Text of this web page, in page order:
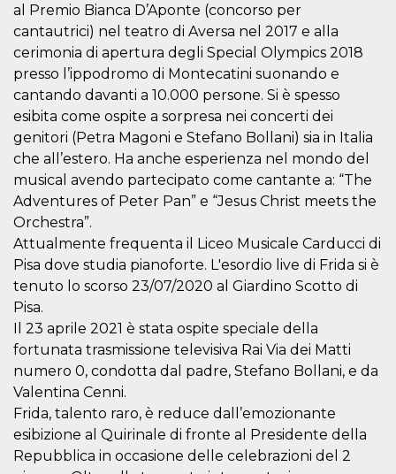
al Premio Bianca D’Aponte (concorso per
cantautrici) nel teatro di Aversa nel 2017 e alla
cerimonia di apertura degli Special Olympics 2018
presso l’ippodromo di Montecatini suonando e
cantando davanti a 10.000 persone. Si è spesso
esibita come ospite a sorpresa nei concerti dei
genitori (Petra Magoni e Stefano Bollani) sia in Italia
che all’estero. Ha anche esperienza nel mondo del
musical avendo partecipato come cantante a: “The
Adventures of Peter Pan” e “Jesus Christ meets the
Orchestra”.
Attualmente frequenta il Liceo Musicale Carducci di
Pisa dove studia pianoforte. L'esordio live di Frida si è
tenuto lo scorso 23/07/2020 al Giardino Scotto di
Pisa.
Il 23 aprile 2021 è stata ospite speciale della
fortunata trasmissione televisiva Rai Via dei Matti
numero 0, condotta dal padre, Stefano Bollani, e da
Valentina Cenni.
Frida, talento raro, è reduce dall’emozionante
esibizione al Quirinale di fronte al Presidente della
Repubblica in occasione delle celebrazioni del 2
pages load
faster.
CookieScriptConsent
CookieScript
oooh.events
4 weeks 2
days
This cookie
is used by
Cookie-
Script.com
service to
visitor
cookie
consent
preferences.
It is
necessary
cookie
banner to
work
Name
Storage
type
Description
fbssls_314278995690155
Session
wpEmojiSettingsSupports
Session
storage
cn_uc__
Local
storage